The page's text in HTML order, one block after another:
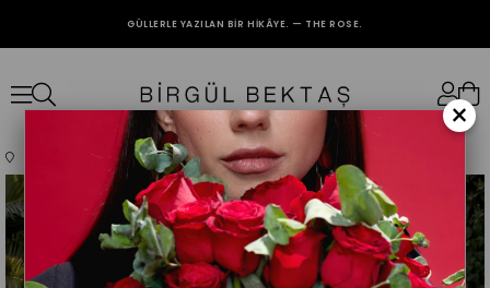
GÜLLERLE YAZILAN BIR HIKÂYE. — THE ROSE.
Giyim Üst Giyim Abiye Siyah Nora Elbise
×